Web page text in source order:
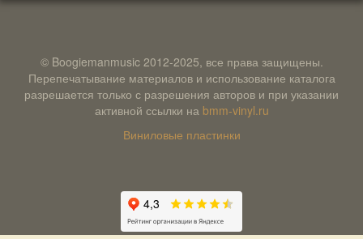
© Boogiemanmusic 2012-2025, все права защищены.
Перепечатывание материалов и использование каталога
разрешается только с разрешения авторов и при указании
активной ссылки на bmm-vinyl.ru
Виниловые пластинки